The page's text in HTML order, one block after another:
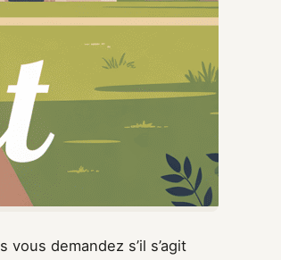
demandez s’il s’agit